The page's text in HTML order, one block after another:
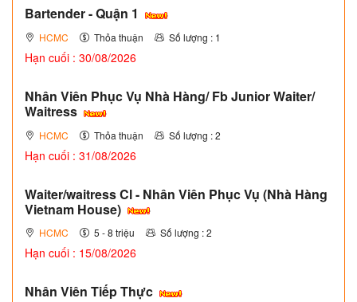
Bartender - Quận 1
HCMC Thỏa thuận Số lượng : 1
Hạn cuối : 30/08/2026
Nhân Viên Phục Vụ Nhà Hàng/ Fb Junior Waiter/
Waitress
HCMC Thỏa thuận Số lượng : 2
Hạn cuối : 31/08/2026
Waiter/waitress Cl - Nhân Viên Phục Vụ (Nhà Hàng
Vietnam House)
HCMC 5 - 8 triệu Số lượng : 2
Hạn cuối : 15/08/2026
Nhân Viên Tiếp Thực